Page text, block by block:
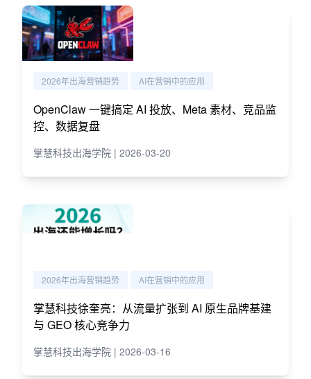
2026年出海营销趋势 AI在营销中的应用
OpenClaw 一键搞定 AI 投放、Meta 素材、竞品监
控、数据复盘
掌慧科技出海学院 | 2026-03-20
2026年出海营销趋势 AI在营销中的应用
掌慧科技徐奎亮：从流量扩张到 AI 原生品牌基建
与 GEO 核心竞争力
掌慧科技出海学院 | 2026-03-16